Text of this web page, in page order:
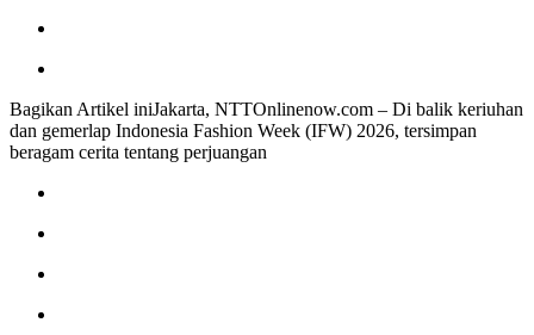
Bagikan Artikel iniJakarta, NTTOnlinenow.com – Di balik keriuhan
dan gemerlap Indonesia Fashion Week (IFW) 2026, tersimpan
beragam cerita tentang perjuangan